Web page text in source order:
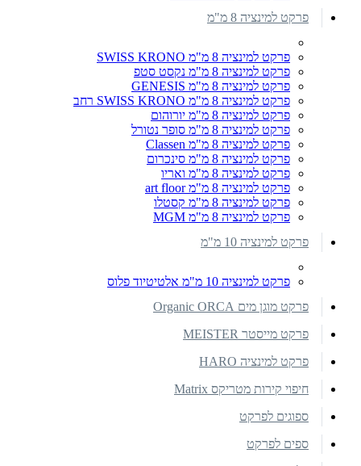
פרקט למינציה 8 מ"מ
פרקט למינציה 8 מ"מ SWISS KRONO
פרקט למינציה 8 מ"מ נקסט סטפ
פרקט למינציה 8 מ"מ GENESIS
פרקט למינציה 8 מ"מ SWISS KRONO רחב
פרקט למינציה 8 מ"מ יורוהום
פרקט למינציה 8 מ"מ סופר נטורל
פרקט למינציה 8 מ"מ Classen
פרקט למינציה 8 מ"מ סינכרום
פרקט למינציה 8 מ"מ ואריו
פרקט למינציה 8 מ"מ art floor
פרקט למינציה 8 מ"מ קסטלו
פרקט למינציה 8 מ"מ MGM
פרקט למינציה 10 מ"מ
פרקט למינציה 10 מ"מ אלטיטיוד פלוס
פרקט מוגן מים Organic ORCA
פרקט מייסטר MEISTER
פרקט למינציה HARO
חיפוי קירות מטריקס Matrix
ספוגים לפרקט
ספים לפרקט